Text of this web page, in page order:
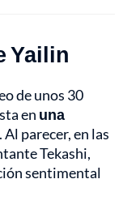
Yailin
de unos 30
en una
. Al parecer, en las
Tekashi,
sentimental